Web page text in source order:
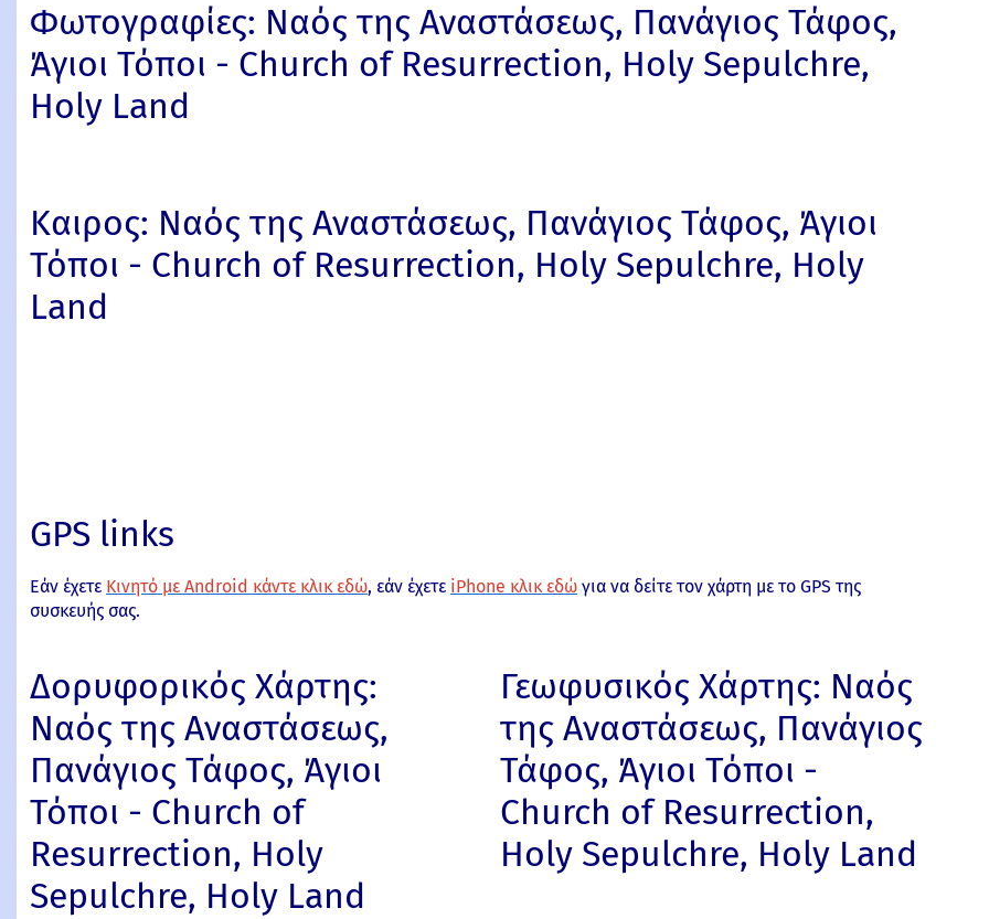
Φωτογραφίες: Ναός της Αναστάσεως, Πανάγιος Τάφος,
Άγιοι Τόποι - Church of Resurrection, Holy Sepulchre,
Holy Land
Καιρος: Ναός της Αναστάσεως, Πανάγιος Τάφος, Άγιοι
Τόποι - Church of Resurrection, Holy Sepulchre, Holy
Land
GPS links
Εάν έχετε Κινητό με Android κάντε κλικ εδώ, εάν έχετε iPhone κλικ εδώ για να δείτε τον χάρτη με το GPS της
συσκευής σας.
Δορυφορικός Χάρτης:
Ναός της Αναστάσεως,
Πανάγιος Τάφος, Άγιοι
Τόποι - Church of
Resurrection, Holy
Sepulchre, Holy Land
Γεωφυσικός Χάρτης: Ναός
της Αναστάσεως, Πανάγιος
Τάφος, Άγιοι Τόποι -
Church of Resurrection,
Holy Sepulchre, Holy Land